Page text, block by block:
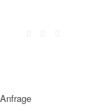
Anfrage